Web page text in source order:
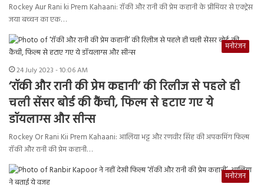
Rockey Aur Rani ki Prem Kahaani: रॉकी और रानी की प्रेम कहानी के प्रीमियर से एक्ट्रेस
जया बच्चन का एक…
मनोरंजन
24 July 2023 - 10:06 AM
‘रॉकी और रानी की प्रेम कहानी’ की रिलीज से पहले ही
चली सेंसर बोर्ड की कैंची, फिल्म से हटाए गए ये
डॉयलाग्स और सीन्स
Rockey Or Rani Kii Prem Kahaani: आलिया भट्ट और रणवीर सिंह की अपकमिंग फिल्म
रॉकी और रानी की प्रेम कहानी…
मनोरंजन